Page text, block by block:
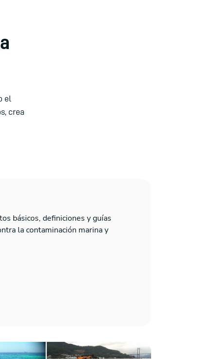
el
crea
básicos, definiciones y guías
la contaminación marina y